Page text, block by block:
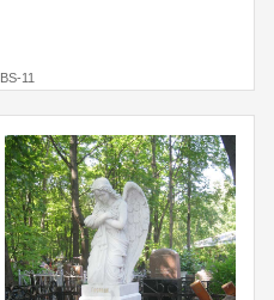
BS-11